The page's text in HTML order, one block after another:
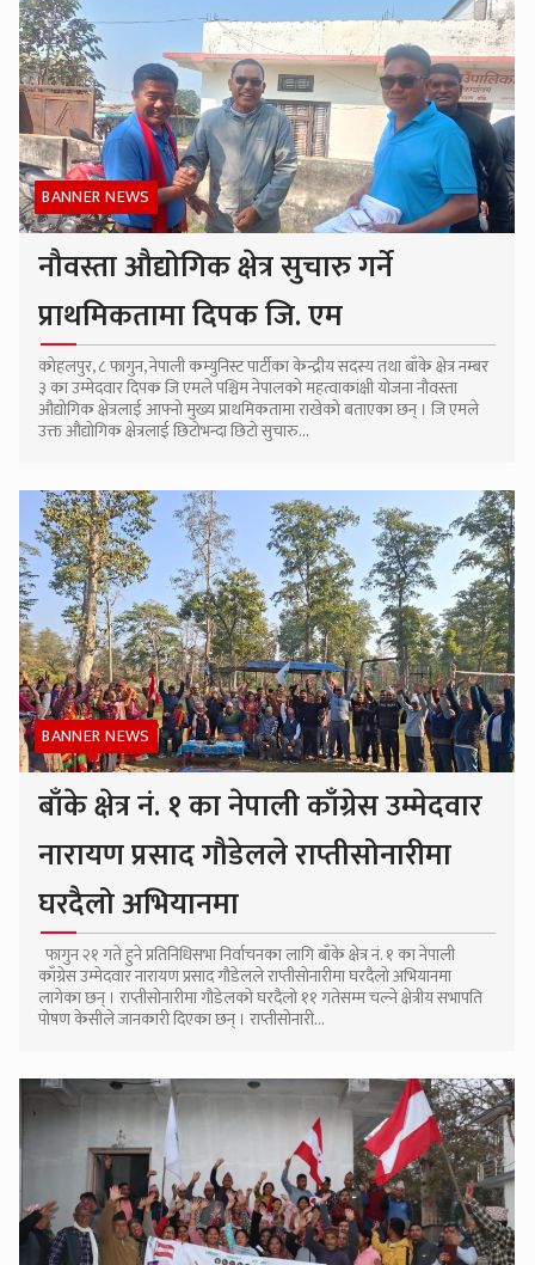
BANNER NEWS
नौवस्ता औद्योगिक क्षेत्र सुचारु गर्ने
प्राथमिकतामा दिपक जि. एम
कोहलपुर, ८ फागुन, नेपाली कम्युनिस्ट पार्टीका केन्द्रीय सदस्य तथा बाँके क्षेत्र नम्बर
३ का उम्मेदवार दिपक जि एमले पश्चिम नेपालको महत्वाकांक्षी योजना नौवस्ता
औद्योगिक क्षेत्रलाई आफ्नो मुख्य प्राथमिकतामा राखेको बताएका छन् । जि एमले
उक्त औद्योगिक क्षेत्रलाई छिटोभन्दा छिटो सुचारु...
BANNER NEWS
बाँके क्षेत्र नं. १ का नेपाली काँग्रेस उम्मेदवार
नारायण प्रसाद गौडेलले राप्तीसोनारीमा
घरदैलो अभियानमा
फागुन २१ गते हुने प्रतिनिधिसभा निर्वाचनका लागि बाँके क्षेत्र नं. १ का नेपाली
काँग्रेस उम्मेदवार नारायण प्रसाद गौडेलले राप्तीसोनारीमा घरदैलो अभियानमा
लागेका छन् । राप्तीसोनारीमा गौडेलको घरदैलो ११ गतेसम्म चल्ने क्षेत्रीय सभापति
पोषण केसीले जानकारी दिएका छन् । राप्तीसोनारी...